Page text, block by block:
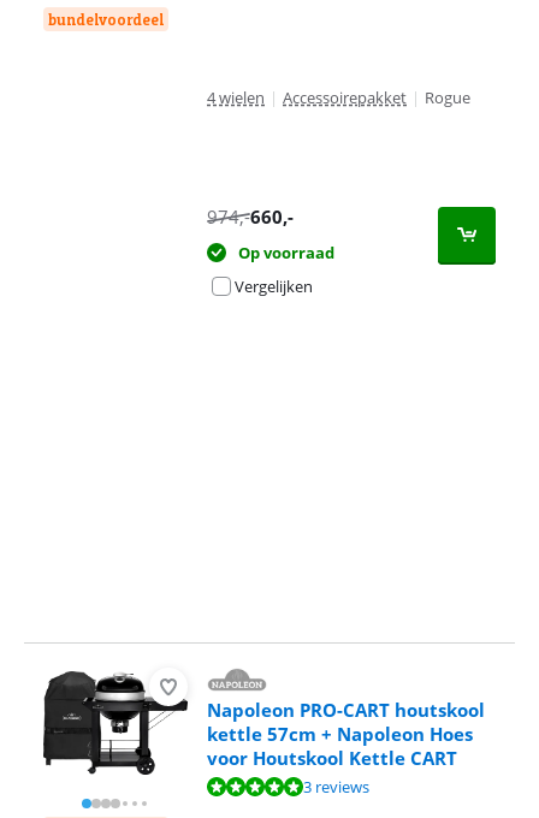
bundelvoordeel
4 wielen | Accessoirepakket | Rogue
974,-660,-
Op voorraad
Vergelijken
Napoleon PRO-CART houtskool
kettle 57cm + Napoleon Hoes
voor Houtskool Kettle CART
Beoordeling is 10 van de 10, gebaseerd op 3 reviews.
3 reviews